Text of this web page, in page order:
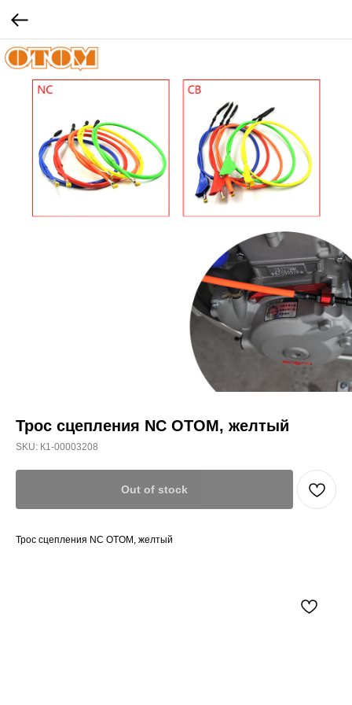
Трос сцепления NC OTOM, желтый
SKU: К1-00003208
Out of stock
Трос сцепления NC OTOM, желтый